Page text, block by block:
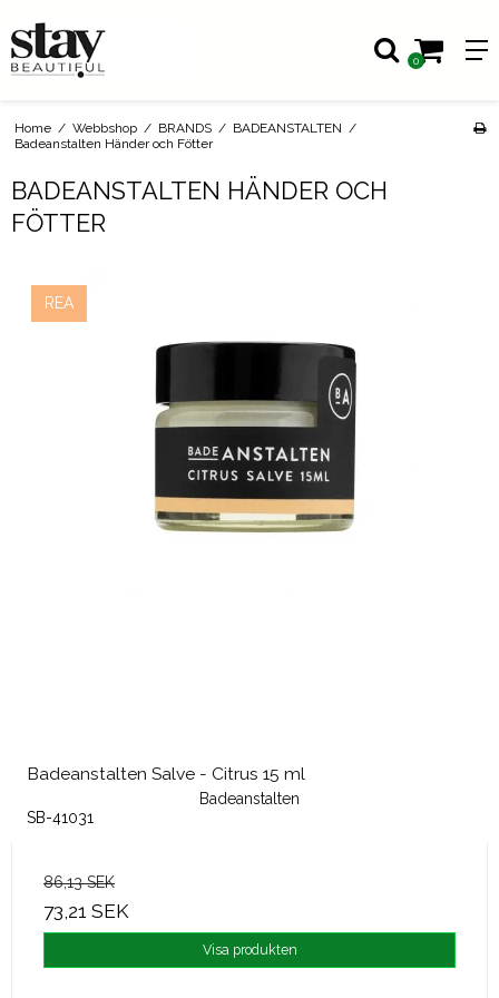
0
Home / Webbshop / BRANDS / BADEANSTALTEN /
Badeanstalten Händer och Fötter
BADEANSTALTEN HÄNDER OCH
FÖTTER
REA
Badeanstalten Salve - Citrus 15 ml
Badeanstalten
SB-41031
86,13 SEK
73,21 SEK
Visa produkten